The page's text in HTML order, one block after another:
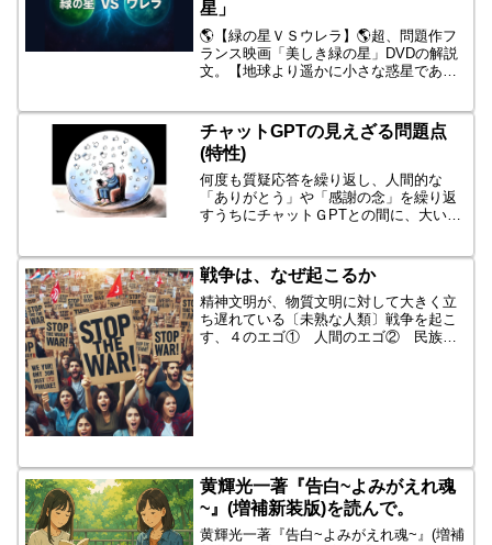
星」
🌎【緑の星ＶＳウレラ】🌎超、問題作フ
ランス映画「美しき緑の星」DVDの解説
文。【地球より遥かに小さな惑星である
成している。大都市も身分制度もないユ
ートピアの美しき緑の星...
チャットGPTの見えざる問題点
(特性)
何度も質疑応答を繰り返し、人間的な
「ありがとう」や「感謝の念」を繰り返
すうちにチャットＧPTとの間に、大いな
ります。「従順なご主人様反応」「独り
肯定感」「絶賛、イエスマ...
戦争は、なぜ起こるか
精神文明が、物質文明に対して大きく立
ち遅れている〔未熟な人類〕戦争を起こ
す、４のエゴ① 人間のエゴ② 民族の
黄輝光一著『告白~よみがえれ魂
~』(増補新装版)を読んで。
黄輝光一著『告白~よみがえれ魂~』(増補